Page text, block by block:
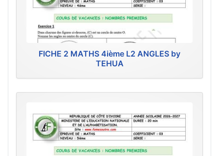
FICHE 2 MATHS 4ième L2 ANGLES by
TEHUA